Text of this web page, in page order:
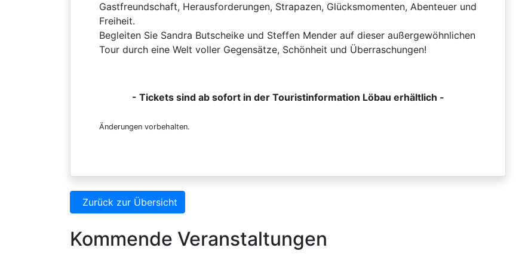
Gastfreundschaft, Herausforderungen, Strapazen, Glücksmomenten, Abenteuer und
Freiheit.
Begleiten Sie Sandra Butscheike und Steffen Mender auf dieser außergewöhnlichen
Tour durch eine Welt voller Gegensätze, Schönheit und Überraschungen!
- Tickets sind ab sofort in der Touristinformation Löbau erhältlich -
Änderungen vorbehalten.
Zurück zur Übersicht
Kommende Veranstaltungen